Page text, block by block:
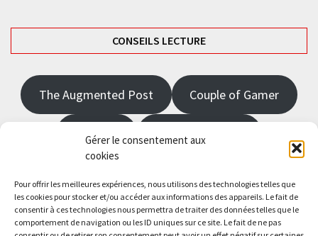
Gérer le consentement aux
cookies
Pour offrir les meilleures expériences, nous utilisons des technologies telles que
les cookies pour stocker et/ou accéder aux informations des appareils. Le fait de
consentir à ces technologies nous permettra de traiter des données telles que le
comportement de navigation ou les ID uniques sur ce site. Le fait de ne pas
CONSEILS LECTURE
The Augmented Post Couple of Gamer
JRPGFR State of Gaming
Saisissez votre adresse e-mail…
Abonnez-vous